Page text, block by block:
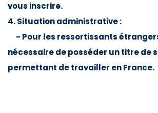
vous inscrire.
4. Situation administrative :
- Pour les ressortissants
nécessaire de posséder un titre de
permettant de travailler en France.